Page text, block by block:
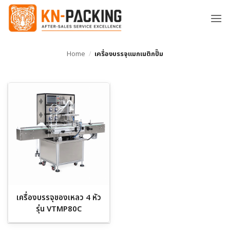
ข้าม
ยัง
Home / เครื่องบรรจุแมกเนติกปั๊ม
เครื่องบรรจุของเหลว 4 หัว
รุ่น VTMP80C